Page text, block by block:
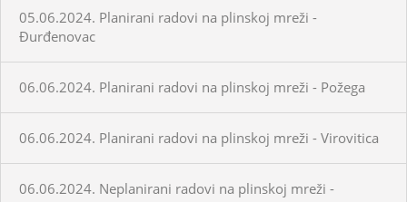
05.06.2024. Planirani radovi na plinskoj mreži -
Đurđenovac
06.06.2024. Planirani radovi na plinskoj mreži - Požega
06.06.2024. Planirani radovi na plinskoj mreži - Virovitica
06.06.2024. Neplanirani radovi na plinskoj mreži -